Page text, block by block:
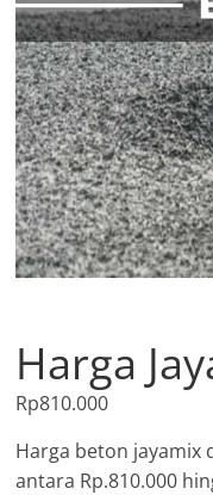
Harga
Rp810.000
Harga beton jayamix
antara Rp.810.000